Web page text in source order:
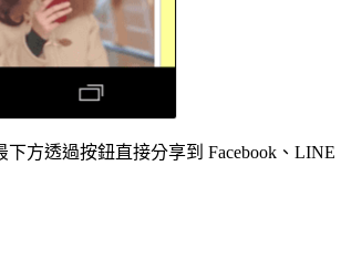
方透過按鈕直接分享到 Facebook、